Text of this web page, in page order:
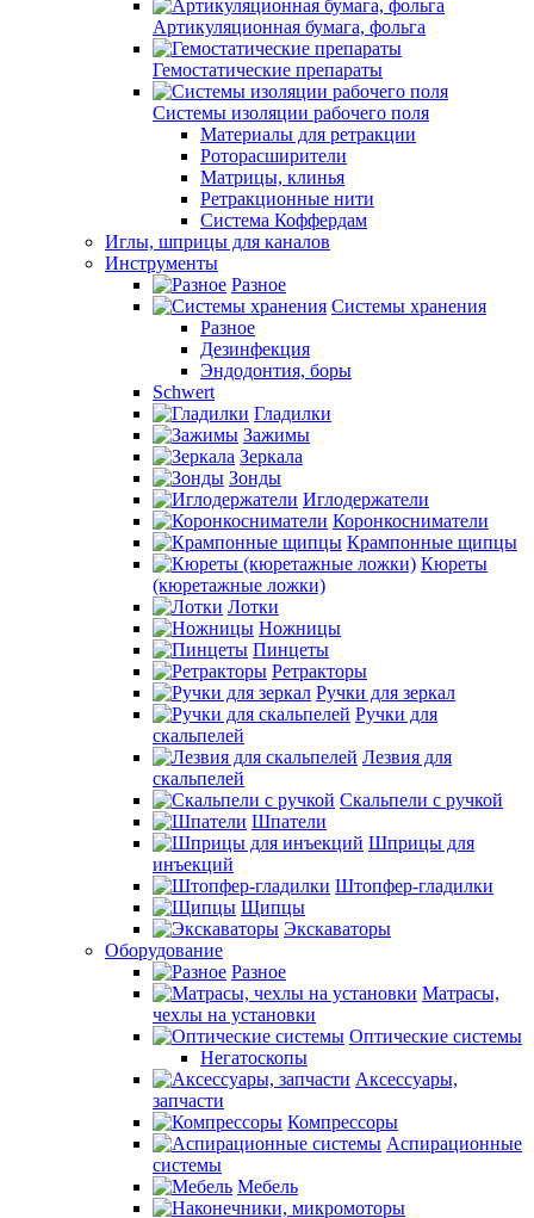
Артикуляционная бумага, фольга
Гемостатические препараты
Системы изоляции рабочего поля
Материалы для ретракции
Роторасширители
Матрицы, клинья
Ретракционные нити
Система Коффердам
Иглы, шприцы для каналов
Инструменты
Разное
Системы хранения
Разное
Дезинфекция
Эндодонтия, боры
Schwert
Гладилки
Зажимы
Зеркала
Зонды
Иглодержатели
Коронкосниматели
Крампонные щипцы
Кюреты
(кюретажные ложки)
Лотки
Ножницы
Пинцеты
Ретракторы
Ручки для зеркал
Ручки для
скальпелей
Лезвия для
скальпелей
Скальпели с ручкой
Шпатели
Шприцы для
инъекций
Штопфер-гладилки
Щипцы
Экскаваторы
Оборудование
Разное
Матрасы,
чехлы на установки
Оптические системы
Негатоскопы
Аксессуары,
запчасти
Компрессоры
Аспирационные
системы
Мебель